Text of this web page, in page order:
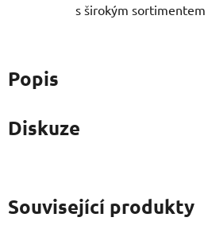
s širokým sortimentem
Popis
Diskuze
Související produkty